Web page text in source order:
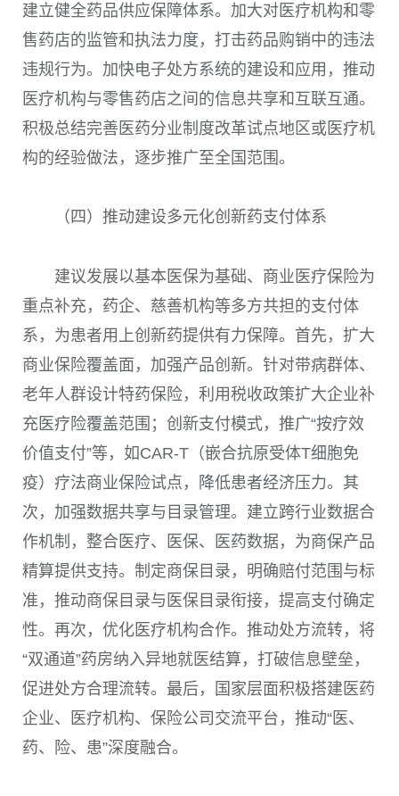
建立健全药品供应保障体系。加大对医疗机构和零
售药店的监管和执法力度，打击药品购销中的违法
违规行为。加快电子处方系统的建设和应用，推动
医疗机构与零售药店之间的信息共享和互联互通。
积极总结完善医药分业制度改革试点地区或医疗机
构的经验做法，逐步推广至全国范围。
（四）推动建设多元化创新药支付体系
建议发展以基本医保为基础、商业医疗保险为
重点补充，药企、慈善机构等多方共担的支付体
系，为患者用上创新药提供有力保障。首先，扩大
商业保险覆盖面，加强产品创新。针对带病群体、
老年人群设计特药保险，利用税收政策扩大企业补
充医疗险覆盖范围；创新支付模式，推广“按疗效
价值支付”等，如CAR-T（嵌合抗原受体T细胞免
疫）疗法商业保险试点，降低患者经济压力。其
次，加强数据共享与目录管理。建立跨行业数据合
作机制，整合医疗、医保、医药数据，为商保产品
精算提供支持。制定商保目录，明确赔付范围与标
准，推动商保目录与医保目录衔接，提高支付确定
性。再次，优化医疗机构合作。推动处方流转，将
“双通道”药房纳入异地就医结算，打破信息壁垒，
促进处方合理流转。最后，国家层面积极搭建医药
企业、医疗机构、保险公司交流平台，推动“医、
药、险、患”深度融合。